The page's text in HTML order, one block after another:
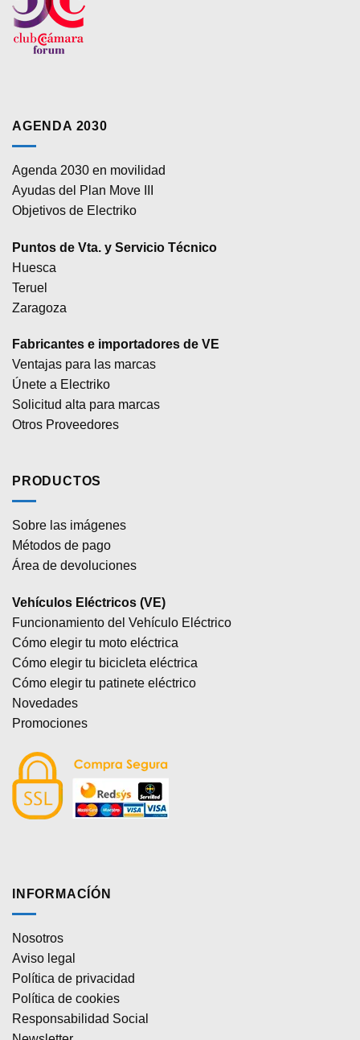
AGENDA 2030
Agenda 2030 en movilidad
Ayudas del Plan Move III
Objetivos de Electriko
Puntos de Vta. y Servicio Técnico
Huesca
Teruel
Zaragoza
Fabricantes e importadores de VE
Ventajas para las marcas
Únete a Electriko
Solicitud alta para marcas
Otros Proveedores
PRODUCTOS
Sobre las imágenes
Métodos de pago
Área de devoluciones
Vehículos Eléctricos (VE)
Funcionamiento del Vehículo Eléctrico
Cómo elegir tu moto eléctrica
Cómo elegir tu bicicleta eléctrica
Cómo elegir tu patinete eléctrico
Novedades
Promociones
INFORMACÍÓN
Nosotros
Aviso legal
Política de privacidad
Política de cookies
Responsabilidad Social